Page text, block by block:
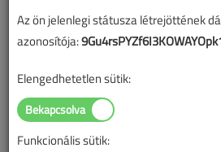
Ajánló
Közeleg a tél
2022/10. lapszám
Az ön jelenlegi státusza létrejöttének
azonosítója:
Elengedhetetlen sütik:
Funkcionális sütik: